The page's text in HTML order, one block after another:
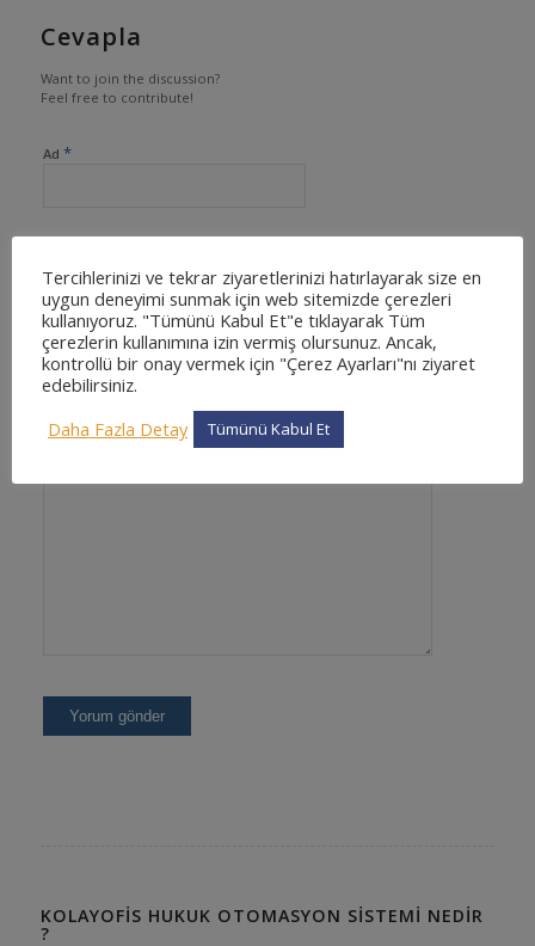
Cevapla
Want to join the discussion?
Feel free to contribute!
Ad *
E-posta
İnternet sitesi
KOLAYOFIS HUKUK OTOMASYON SISTEMI NEDIR
?
Tercihlerinizi ve tekrar ziyaretlerinizi hatırlayarak size en
uygun deneyimi sunmak için web sitemizde çerezleri
kullanıyoruz. "Tümünü Kabul Et"e tıklayarak Tüm
çerezlerin kullanımına izin vermiş olursunuz. Ancak,
kontrollü bir onay vermek için "Çerez Ayarları"nı ziyaret
edebilirsiniz.
Daha Fazla Detay
Tümünü Kabul Et